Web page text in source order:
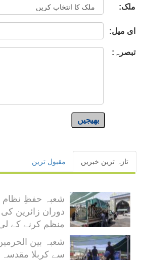
ملک:
ای میل:
تبصرہ:
بھیجیں
تازہ ترین خبریں مقبول ترین
شعبہ حفظِ نظام
دوران زائرین
منظم کرنے کے
شعبہ بین
سے کربلا مقدسہ